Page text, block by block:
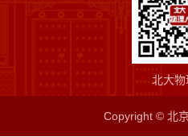
北大物
Copyright © 北